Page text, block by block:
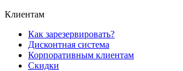
Клиентам
Как зарезервировать?
Дисконтная система
Корпоративным клиентам
Скидки